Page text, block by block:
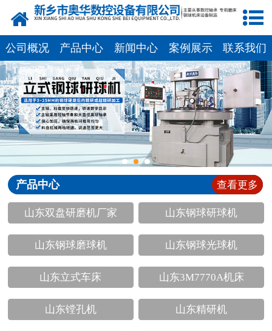
网站首页
产品中心
新闻中心
关于我们
荣誉资质
公司风采
人才招聘
联系我们
公司概况 产品中心 新闻中心 案例展示 联系我们
产品中心 查看更多
山东双盘研磨机厂家 山东钢球研球机
山东钢球磨球机 山东钢球光球机
山东立式车床 山东3M7770A机床
山东镗孔机 山东精研机